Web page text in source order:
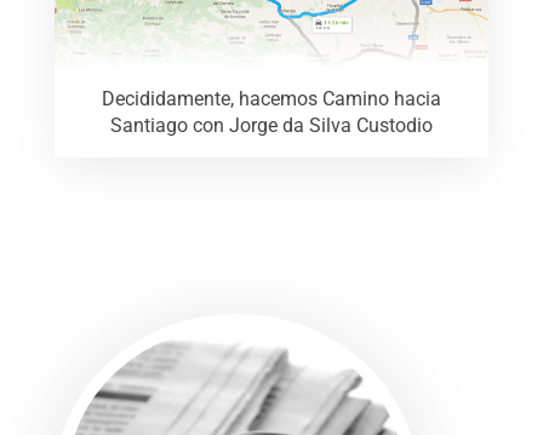
Decididamente, hacemos Camino hacia
Santiago con Jorge da Silva Custodio